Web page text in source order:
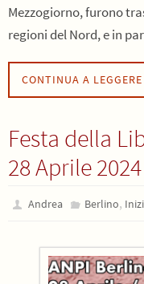
Mezzogiorno, furono
regioni del Nord, e in
CONTINUA A LEGGERE
Festa della
28 Aprile 2024
Andrea Berlino,